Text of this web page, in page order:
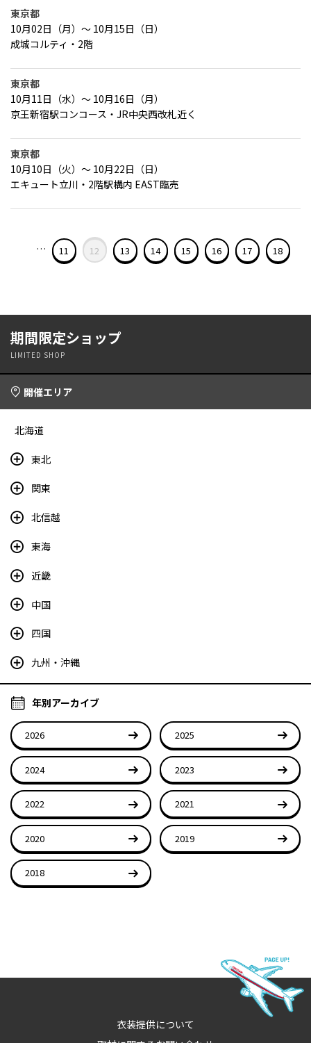
東京都
10月02日（月）～ 10月15日（日）
成城コルティ・2階
東京都
10月11日（水）～ 10月16日（月）
京王新宿駅コンコース・JR中央西改札近く
東京都
10月10日（火）～ 10月22日（日）
エキュート立川・2階駅構内 EAST臨売
… 11 12 13 14 15 16 17 18
期間限定ショップ
LIMITED SHOP
開催エリア
北海道
東北
関東
北信越
東海
近畿
中国
四国
九州・沖縄
年別アーカイブ
2026 2025
2024 2023
2022 2021
2020 2019
2018
衣装提供について